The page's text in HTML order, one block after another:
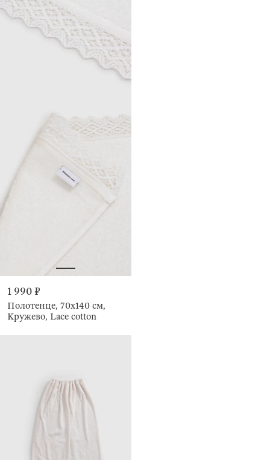
1 990 ₽
Полотенце, 70х140 см,
Кружево, Lace cotton